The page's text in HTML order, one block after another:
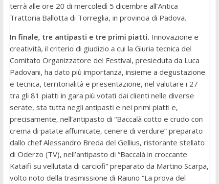
terrà alle ore 20 di mercoledì 5 dicembre all’Antica
Trattoria Ballotta di Torreglia, in provincia di Padova.
In finale, tre antipasti e tre primi piatti. Innovazione e
creatività, il criterio di giudizio a cui la Giuria tecnica del
Comitato Organizzatore del Festival, presieduta da Luca
Padovani, ha dato più importanza, insieme a degustazione
e tecnica, territorialità e presentazione, nel valutare i 27
tra gli 81 piatti in gara più votati dai clienti nelle diverse
serate, sta tutta negli antipasti e nei primi piatti e,
precisamente, nell’antipasto di “Baccalà cotto e crudo con
crema di patate affumicate, cenere di verdure” preparato
dallo chef Alessandro Breda del Gellius, ristorante stellato
di Oderzo (TV), nell’antipasto di “Baccalà in croccante
Kataifi su vellutata di carciofi” preparato da Martino Scarpa,
volto noto della trasmissione di Raiuno “La prova del